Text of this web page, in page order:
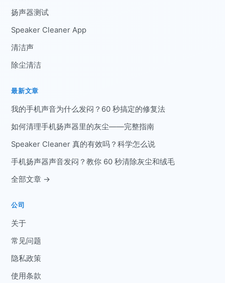
扬声器测试
Speaker Cleaner App
清洁声
除尘清洁
最新文章
我的手机声音为什么发闷？60 秒搞定的修复法
如何清理手机扬声器里的灰尘——完整指南
Speaker Cleaner 真的有效吗？科学怎么说
手机扬声器声音发闷？教你 60 秒清除灰尘和绒毛
全部文章 →
公司
关于
常见问题
隐私政策
使用条款